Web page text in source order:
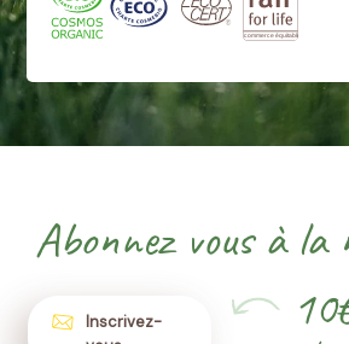
Abonnez vous à la
Inscrivez-